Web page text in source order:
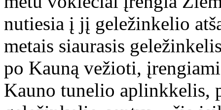
nutiesia į jį geležinkelio
metais siaurasis
po Kauną vežioti,
Kauno tunelio aplinkkelis,